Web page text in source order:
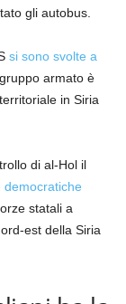
gli autobus.
si sono svolte a
armato è
in Siria
di al-Hol il
statali a
est della Siria